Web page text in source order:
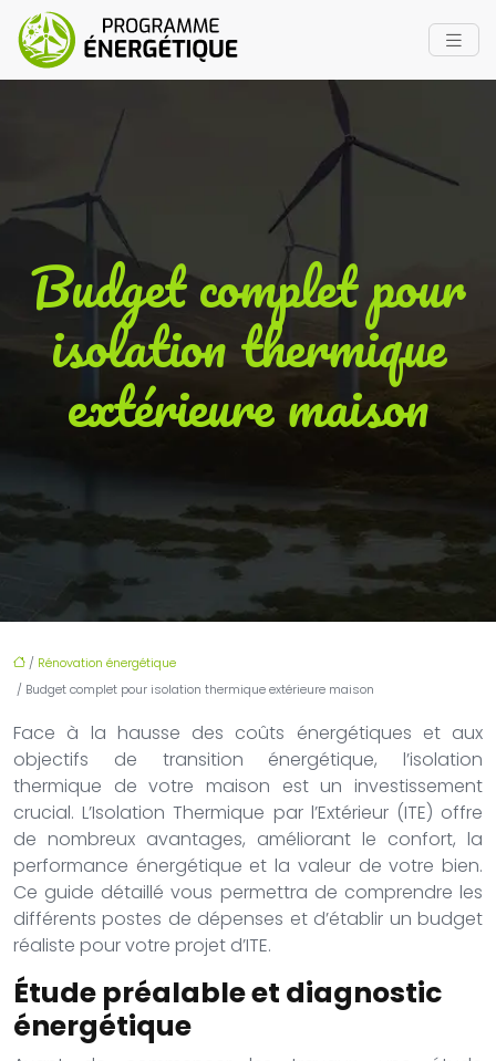
Budget complet pour
isolation thermique
extérieure maison
/ Rénovation énergétique
/ Budget complet pour isolation thermique extérieure maison
Face à la hausse des coûts énergétiques et aux
objectifs de transition énergétique, l’isolation
thermique de votre maison est un investissement
crucial. L’Isolation Thermique par l’Extérieur (ITE) offre
de nombreux avantages, améliorant le confort, la
performance énergétique et la valeur de votre bien.
Ce guide détaillé vous permettra de comprendre les
différents postes de dépenses et d’établir un budget
réaliste pour votre projet d’ITE.
Étude préalable et diagnostic
énergétique